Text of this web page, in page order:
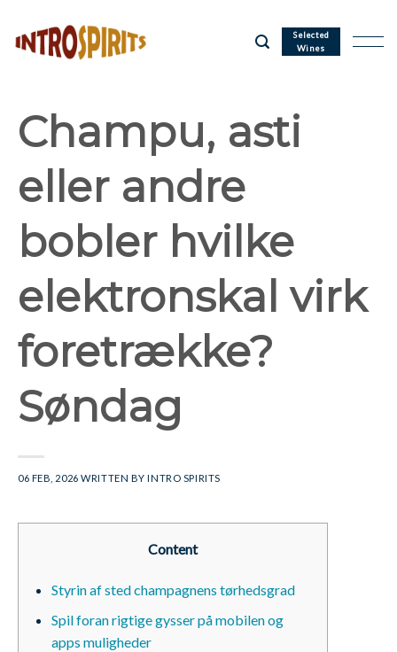
content
Selected
Wines
Champu, asti
eller andre
bobler hvilke
elektronskal virk
foretrække?
Søndag
06 FEB, 2026 WRITTEN BYINTRO SPIRITS
Content
Styrin af sted champagnens tørhedsgrad
Spil foran rigtige gysser på mobilen og
apps muligheder